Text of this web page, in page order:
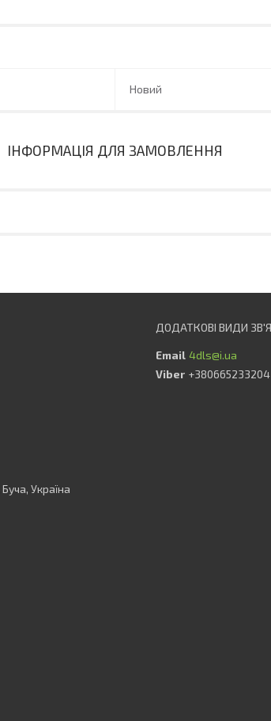
Новий
ІНФОРМАЦІЯ ДЛЯ ЗАМОВЛЕННЯ
Україна
4dls@i.ua
+380665233204